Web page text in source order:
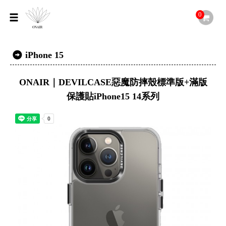
0
iPhone 15
ONAIR｜DEVILCASE惡魔防摔殼標準版+滿版
保護貼iPhone15 14系列